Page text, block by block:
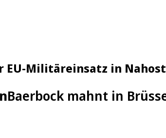
EU-Militäreinsatz in Nahost
Baerbock mahnt in